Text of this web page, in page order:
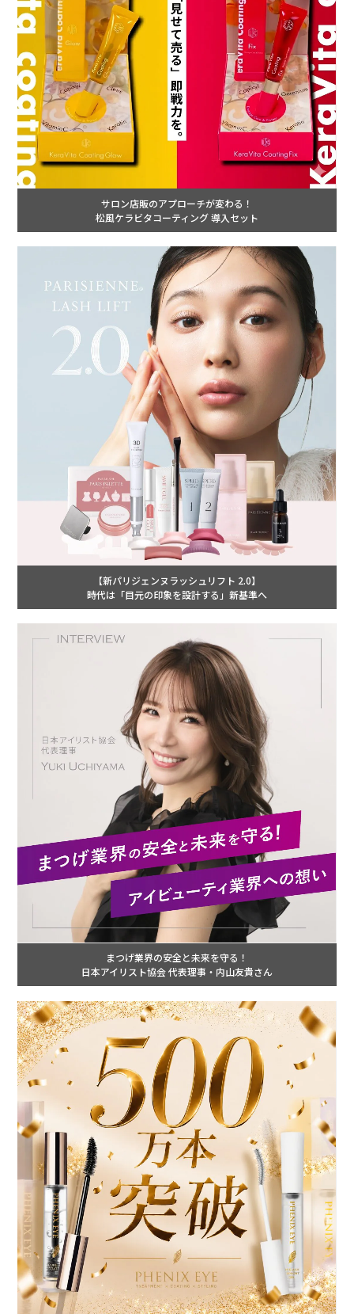
サロン店販のアプローチが変わる！
松風ケラビタコーティング 導入セット
【新パリジェンヌラッシュリフト 2.0】
時代は「目元の印象を設計する」新基準へ
まつげ業界の安全と未来を守る！
日本アイリスト協会 代表理事・内山友貴さん